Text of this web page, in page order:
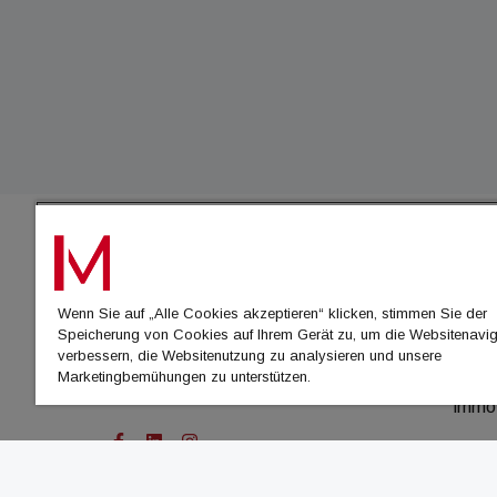
Wenn Sie auf „Alle Cookies akzeptieren“ klicken, stimmen Sie der
Speicherung von Cookies auf Ihrem Gerät zu, um die
verbessern, die Websitenutzung zu analysieren und unsere
Marketingbemühungen zu unterstützen.